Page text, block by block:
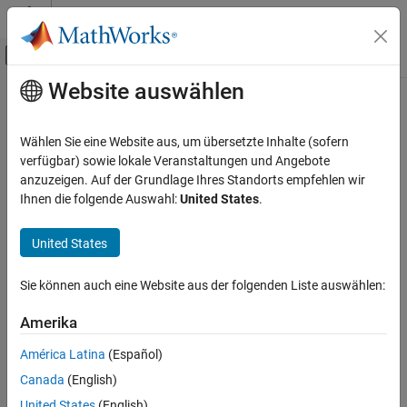
Weiter zum Inhalt
Umschaltung für Off-Canvas-
Startseite der Dokumentation
Polyspace Access
Install Polyspace Access
Kategorie
Manage Polyspace NNU Licenses
Hauptinhalt
Troubleshoot
Issues
Resolve unexpected issues inPolyspace®Access™
If you encounter unexpected issues when installing
Topics
Troubleshoot Uploads to Polyspace Access That Exceed Size
Troubleshoot issues with uploading a large number of findings.
Troubleshoot Issues with the Polyspace Connector
Website auswählen
Wählen Sie eine Website aus, um übersetzte Inhalte (sofern
verfügbar) sowie lokale Veranstaltungen und Angebote
anzuzeigen. Auf der Grundlage Ihres Standorts empfehlen wir
Ihnen die folgende Auswahl:United States.
United States
Sie können auch eine Website aus der folgenden Liste auswählen:
Amerika
América Latina (Español)
Canada (English)